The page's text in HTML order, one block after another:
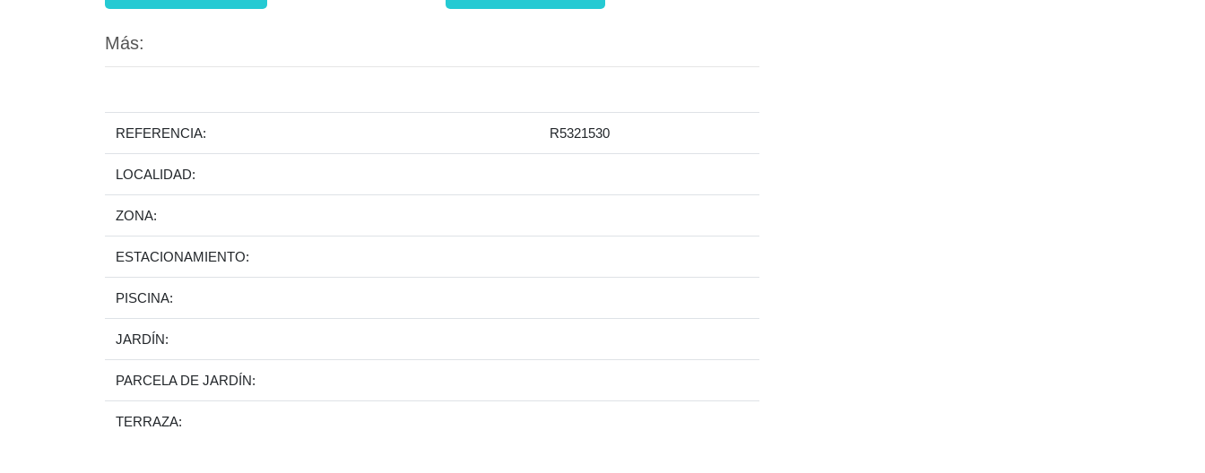
Más:
REFERENCIA: R5321530
LOCALIDAD:
ZONA:
ESTACIONAMIENTO:
PISCINA:
JARDÍN:
PARCELA DE JARDÍN:
TERRAZA: